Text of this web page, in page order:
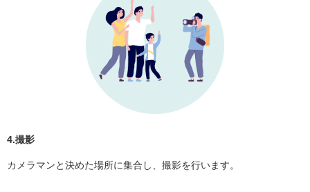
4.撮影
カメラマンと決めた場所に集合し、撮影を行います。